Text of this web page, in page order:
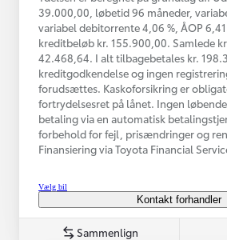
39.000,00, løbetid 96 måneder,
variabel debitorrente 4,06 %, ÅOP
kreditbeløb kr. 155.900,00. Samlede
42.468,64. I alt tilbagebetales kr.
kreditgodkendelse og ingen
forudsættes. Kaskoforsikring er
fortrydelsesret på lånet. Ingen
betaling via en automatisk
forbehold for fejl, prisændringer og
Finansiering via Toyota Financial
Vælg bil
Kontakt forhandler
Sammenlign